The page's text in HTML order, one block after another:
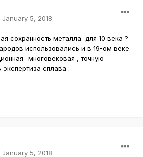
January 5, 2018
сохранность металла для 10 века ?
использовались и в 19-ом веке
-многовековая , точную
сплава .
January 5, 2018